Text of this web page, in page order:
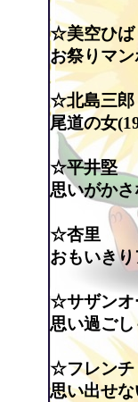
☆美空ひば
お祭りマ
☆北島三郎
尾道の女
☆平井堅
思いがか
☆杏里
おもいき
☆サザンオ
思い過ご
☆フレンチ
思い出せ